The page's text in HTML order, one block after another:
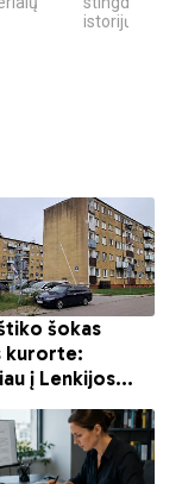
istorijų